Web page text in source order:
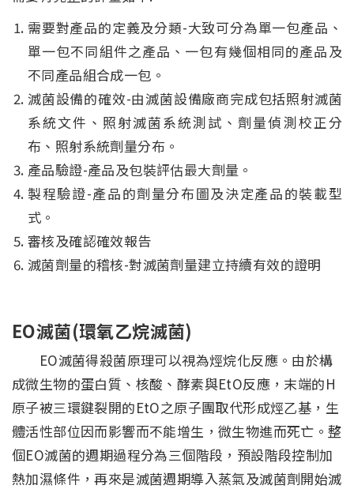
需要對產品的定義及分類-大致可分為單一包產品、
單一包不同組件之產品、一包有幾個相同的產品及
不同產品組合成一包。
滅菌設備的確效-由滅菌設備廠商完成包括照射滅菌
系統文件、照射滅菌系統測試、劑量偵測校正分
布、照射系統劑量分布。
產品驗證-產品及包裝評估最大劑量。
製程驗證-產品的劑量分布圖及決定產品的裝載型
式。
審核及確認確效報告
滅菌劑量的稽核-對滅菌劑量建立持續有效的證明
EO滅菌(環氧乙烷滅菌)
EO滅菌得殺菌原理可以視為烴烷化反應。由於構
成微生物的蛋白質、核酸、酵素與EtO反應，末端的H
原子被三環鍵裂開的EtO之原子團取代形成烴乙基，生
體活性部位因而影響而不能增生，微生物進而死亡。整
個EO滅菌的週期過程分為三個階段，預設階段控制加
熱加濕條件，再來是滅菌週期導入蒸氣及滅菌劑開始滅